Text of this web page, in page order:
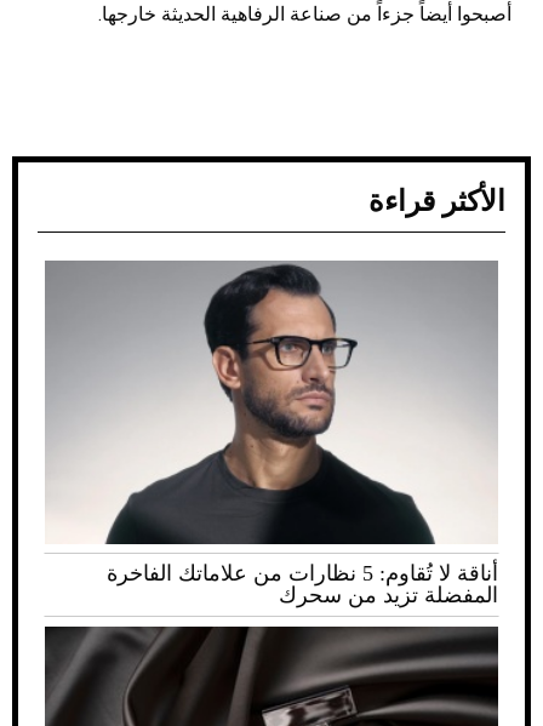
أصبحوا أيضاً جزءاً من صناعة الرفاهية الحديثة خارجها.
الأكثر قراءة
أناقة لا تُقاوم: 5 نظارات من علاماتك الفاخرة
المفضلة تزيد من سحرك